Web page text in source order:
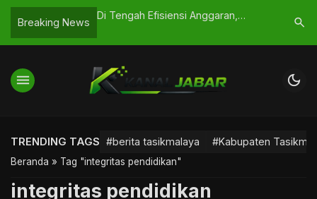
Breaking News
Izin Dikebut
Di Tengah Efisiensi Anggaran,
Tasikmalaya Dipertanyakan
Milad
Ekspansi
search
menu dark_mode
TRENDING TAGS #berita tasikmalaya #Kabupaten
Beranda » Tag "integritas pendidikan"
integritas pendidikan